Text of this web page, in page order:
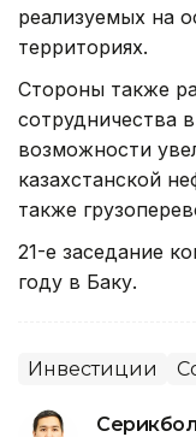
реализуемых на
территориях.
Стороны также
сотрудничества
возможности
казахстанской
также
21-е заседание
году в Баку.
Инвестиции